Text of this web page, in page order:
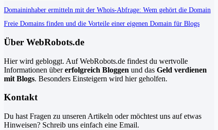
Domaininhaber ermitteln mit der Whois-Abfrage: Wem gehört die Domain
Freie Domains finden und die Vorteile einer eigenen Domain für Blogs
Über WebRobots.de
Hier wird gebloggt. Auf WebRobots.de findest du wertvolle
Informationen übererfolgreich Bloggen und das Geld verdienen
mit Blogs. Besonders Einsteigern wird hier geholfen.
Kontakt
Du hast Fragen zu unseren Artikeln oder möchtest uns auf etwas
Hinweisen? Schreib uns einfach eine Email.